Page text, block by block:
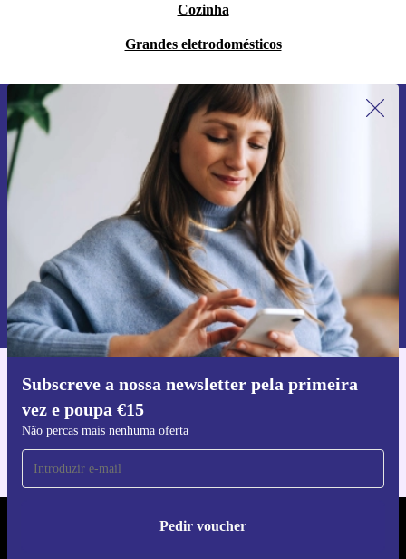
Cozinha
Grandes eletrodomésticos
Subscreve a nossa newsletter pela primeira
vez e poupa €15
Não percas mais nenhuma oferta
Pedir voucher
Subscreve a nossa newsletter pela
primeira vez e poupa 15€!
Não percas mais nenhuma oferta.
Pedir voucher
Informações sobre o uso de dados pessoais podem ser encontrados na
nossa
Política de Privacidade.
Faz o download da app refurbed
Para iOS e Android
REFURBED PORTUGAL - RETHINK NEW.